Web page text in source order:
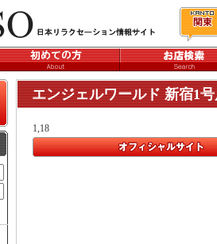
エンジェルワールド 新宿1
1,18